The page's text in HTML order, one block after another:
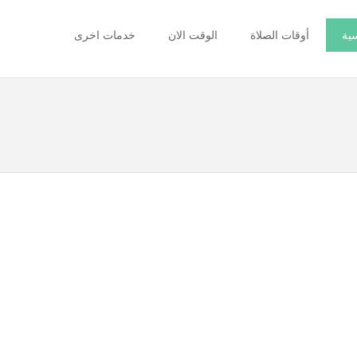
أوقات الصلاة الوقت الان خدمات اخرى